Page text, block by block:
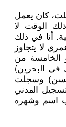
كان يعمل
الوقت لا
أنا في ذلك
لا يتجاوز
الخامسة من
البحرين)
حسن) وسجلت
المدني
اسم وشهرة